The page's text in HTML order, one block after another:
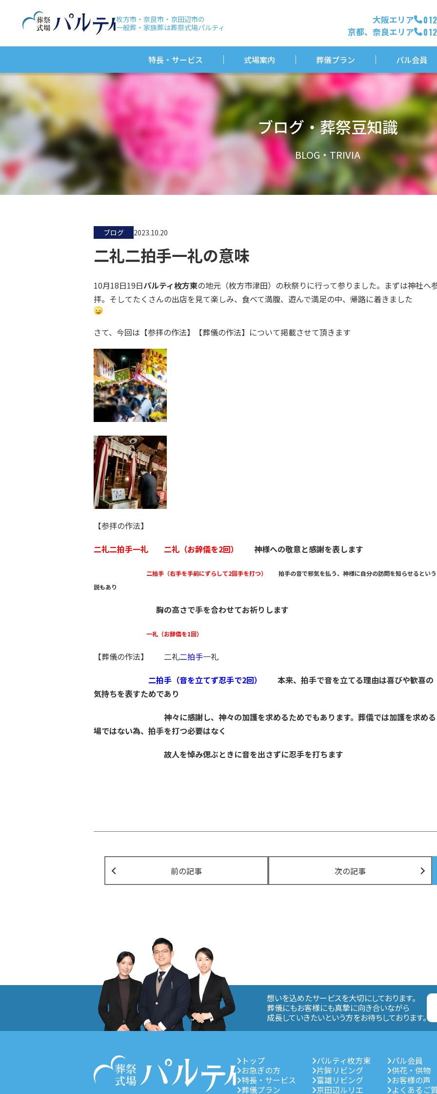
枚方市・奈良市・京田辺市の
一般葬・家族葬は葬祭式場パルティ
大阪エリア
京都、奈良エリア
特長・サービス 式場案内 葬儀プラン パル会員
ブログ・葬祭豆知識
BLOG・TRIVIA
ブログ 2023.10.20
二礼二拍手一礼の意味
10月18日19日パルティ枚方東の地元（枚方市津田）の秋祭りに行って参りました。 まずは神社へ
拝。そしてたくさんの出店を見て楽しみ、食べて満腹、遊んで満足の中、帰路に着きました
さて、今回は【参拝の作法】【葬儀の作法】について掲載させて頂きます
【参拝の作法】
二礼二拍手一礼 二礼（お辞儀を2回） 神様への敬意と感謝を表します
二拍手（右手を手前にずらして2回手を打つ）
拍手の音で邪気を払う、神様に自分の訪問を知らせるという
説もあり
胸の高さで手を合わせてお祈りします
一礼（お辞儀を1回）
【葬儀の作法】 二礼二拍手一礼
二拍手（音を立てず忍手で2回） 本来、拍手で音を立てる理由は喜びや歓喜の
気持ちを表すためであり
神々に感謝し、神々の加護を求めるためでもあります。葬儀では加護を求める
場ではない為、拍手を打つ必要はなく
故人を悼み偲ぶときに音を出さずに忍手を打ちます
前の記事 次の記事
想いを込めたサービスを大切にしております。
葬儀にもお客様にも真摯に向き合いながら
成長していきたいという方をお待ちしております。
トップ
お急ぎの方
特長・サービス
葬儀プラン
パルティ枚方東
片鉾リビング
富雄リビング
京田辺ルリエ
パル会員
供花・供物
お客様の声
よくあるご